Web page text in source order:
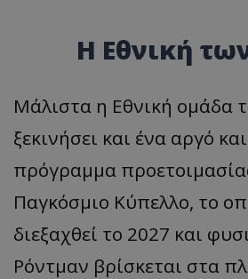
Η Εθνική
Μάλιστα η Εθνική ομάδα
ξεκινήσει και ένα αργό
πρόγραμμα
Παγκόσμιο Κύπελλο, το
διεξαχθεί το 2027 και
Ρόντμαν βρίσκεται στα